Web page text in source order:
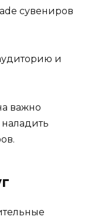
сувениров
и
важно